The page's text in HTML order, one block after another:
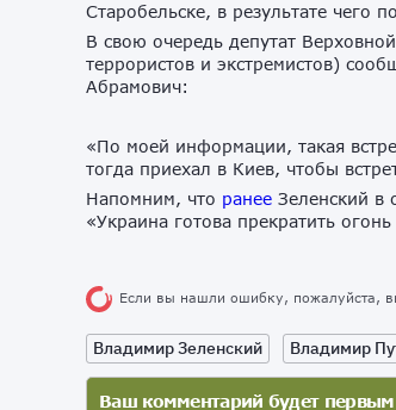
Старобельске, в результате чего
В свою очередь депутат
террористов и экстремистов)
Абрамович:
«По моей информации, такая
тогда приехал в Киев, чтобы
Напомним, что ранее Зеленский в
«Украина готова прекратить
Если вы нашли ошибку, пожалуйста,
Владимир Зеленский Владимир